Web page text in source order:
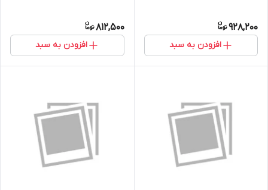
928,200
افزودن به سبد
812,500
افزودن به سبد